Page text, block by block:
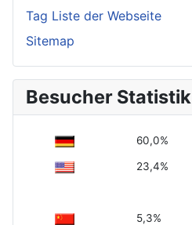
Tag Liste der Webseite
Sitemap
Besucher Statistik
60,0%
23,4%
5,3%